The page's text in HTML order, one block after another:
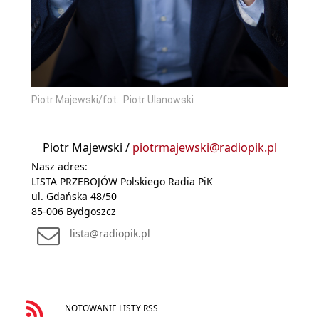
Piotr Majewski/fot.: Piotr Ulanowski
Piotr Majewski / piotrmajewski@radiopik.pl
Nasz adres:
LISTA PRZEBOJÓW Polskiego Radia PiK
ul. Gdańska 48/50
85-006 Bydgoszcz
lista@radiopik.pl
NOTOWANIE LISTY RSS